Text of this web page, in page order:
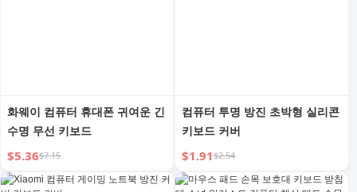
화웨이 컴퓨터 휴대폰 귀여운 긴
수명 무선 키보드
$5.36$7.15
컴퓨터 투명 방진 초박형 실리콘
키보드 커버
$1.91$2.54